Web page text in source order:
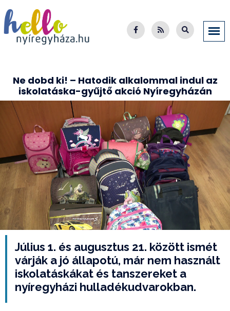
Ne dobd ki! – Hatodik alkalommal indul az
iskolatáska-gyűjtő akció Nyíregyházán
Július 1. és augusztus 21. között ismét
várják a jó állapotú, már nem használt
iskolatáskákat és tanszereket a
nyíregyházi hulladékudvarokban.